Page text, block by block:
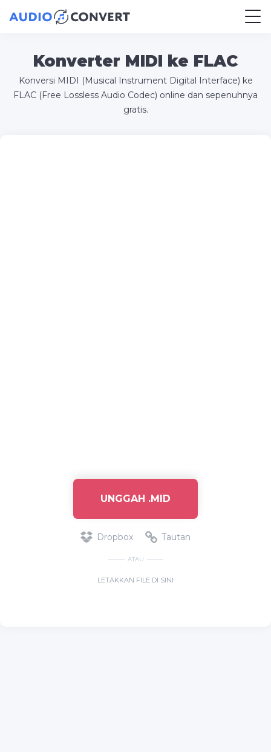
Konverter MIDI ke FLAC
Konversi MIDI (Musical Instrument Digital Interface) ke
FLAC (Free Lossless Audio Codec) online dan sepenuhnya
gratis.
UNGGAH .MID
Dropbox Tautan
ATAU
LETAKKAN FILE DI SINI